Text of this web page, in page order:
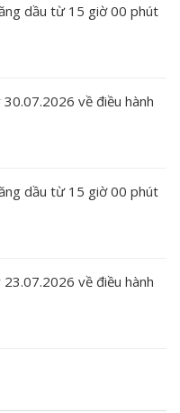
dầu từ 15 giờ 00 phút
về điều hành
dầu từ 15 giờ 00 phút
về điều hành